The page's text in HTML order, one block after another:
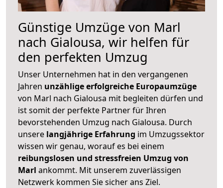
Günstige Umzüge von Marl
nach Gialousa, wir helfen für
den perfekten Umzug
Unser Unternehmen hat in den vergangenen
Jahren unzählige erfolgreiche Europaumzüge
von Marl nach Gialousa mit begleiten dürfen und
ist somit der perfekte Partner für Ihren
bevorstehenden Umzug nach Gialousa. Durch
unsere langjährige Erfahrung im Umzugssektor
wissen wir genau, worauf es bei einem
reibungslosen und stressfreien Umzug von
Marl ankommt. Mit unserem zuverlässigen
Netzwerk kommen Sie sicher ans Ziel.